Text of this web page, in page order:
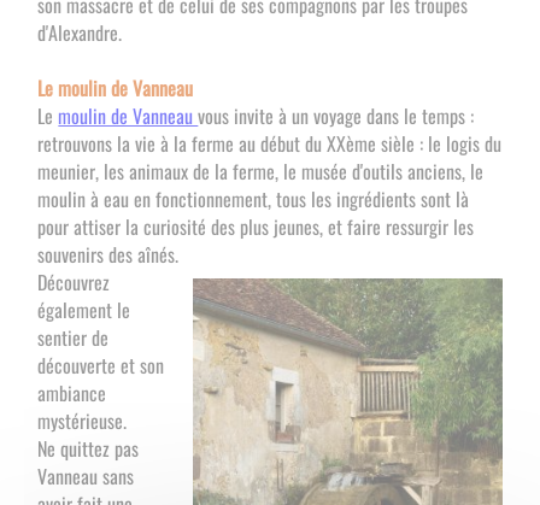
d'Alexandre.
Le moulin de Vanneau
Le moulin de Vanneauvous invite à un voyage dans le temps :
retrouvons la vie à la ferme au début du XXème sièle : le logis du
meunier, les animaux de la ferme, le musée d'outils anciens, le
moulin à eau en fonctionnement, tous les ingrédients sont là
pour attiser la curiosité des plus jeunes, et faire ressurgir les
souvenirs des aînés.
Découvrez
également le
sentier de
découverte et son
ambiance
mystérieuse.
Ne quittez pas
Vanneau sans